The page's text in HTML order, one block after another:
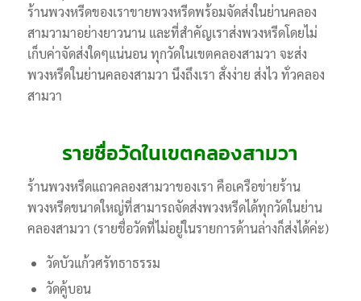
ร้านพวงหรีดของเราขายพวงหรีดพร้อมจัดส่งในย่านคลอง
สามวามาอย่างยาวนาน และที่สำคัญเราส่งพวงหรีดโดยไม่
เก็บค่าจัดส่งใดๆแน่นอน ทุกวัดในเขตคลองสามวา จะส่ง
พวงหรีดในย่านคลองสามวา นึงถึงเรา สั่งง่าย ส่งไว ทั่วคลอง
สามวา
รายชื่อวัดในเขตคลองสามวา
ร้านพวงหรีดแถวคลองสามวาของเรา คือเครือข่ายร้าน
พวงหรีดขนาดใหญ่ที่สามารถจัดส่งพวงหรีดได้ทุกวัดในย่าน
คลองสามวา (รายชื่อวัดที่ไม่อยู่ในรายการด้านล่างก็ส่งได้ค่ะ)
วัดบัวแก้วศรัทธาธรรม
วัดคู้บอน